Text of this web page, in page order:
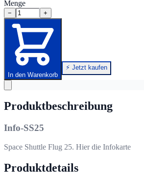
Menge
− +
In den Warenkorb
⚡ Jetzt kaufen
Produktbeschreibung
Info-SS25
Space Shuttle Flug 25. Hier die Infokarte
Produktdetails